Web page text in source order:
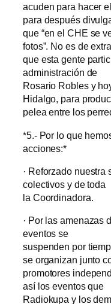
acuden para hacer
para después
que “en el CHE se
fotos”. No es de
que esta gente
administración de
Rosario Robles y
Hidalgo, para
pelea entre los
*5.- Por lo que
acciones:*
· Reforzado
colectivos y de toda
la Coordinadora.
· Por las amenazas
eventos se
suspenden por
se organizan junto
promotores
así los eventos que
Radiokupa y los